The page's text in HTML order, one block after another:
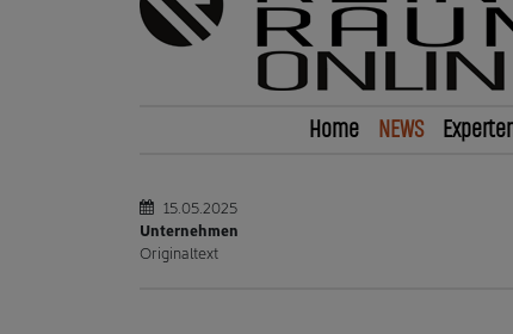
Home NEWS
15.05.2025
Unternehmen
Originaltext